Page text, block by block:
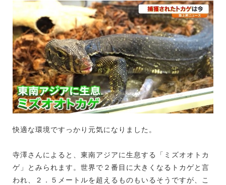
快適な環境ですっかり元気になりました。
寺澤さんによると、東南アジアに生息する「ミズオオトカ
ゲ」とみられます。世界で２番目に大きくなるトカゲと言
われ、２．５メートルを超えるものもいるそうですが、こ